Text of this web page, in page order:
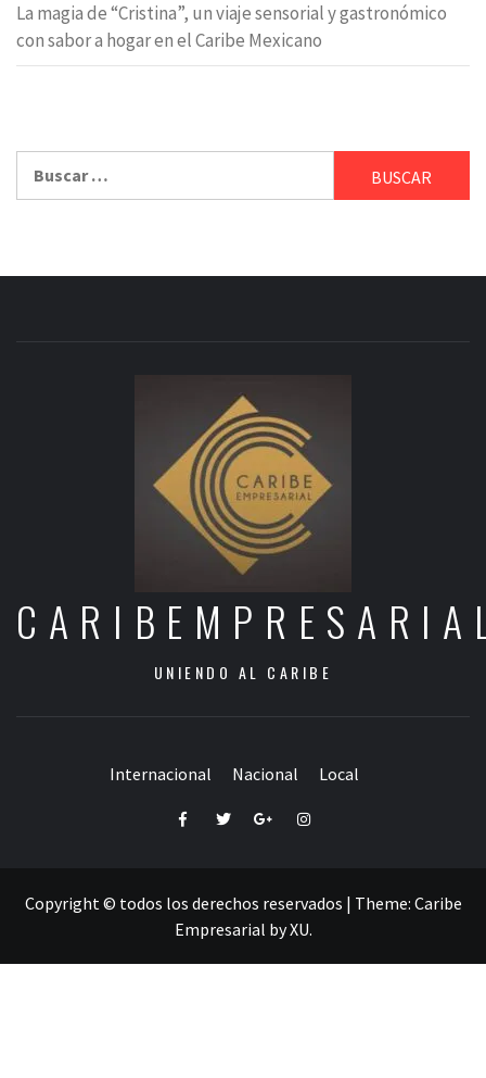
La magia de “Cristina”, un viaje sensorial y gastronómico
con sabor a hogar en el Caribe Mexicano
UNIENDO AL CARIBE
Internacional Nacional Local
FacebookTwitterGoogle+Instagram
Copyright © todos los derechos reservados | Theme: Caribe
Empresarial byXU.